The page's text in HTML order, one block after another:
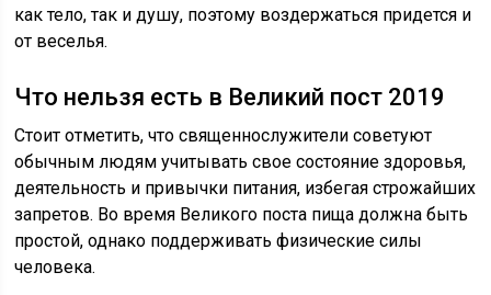
как тело, так и душу, поэтому воздержаться придется и
от веселья.
Что нельзя есть в Великий пост 2019
Стоит отметить, что священнослужители советуют
обычным людям учитывать свое состояние здоровья,
деятельность и привычки питания, избегая строжайших
запретов. Во время Великого поста пища должна быть
простой, однако поддерживать физические силы
человека.